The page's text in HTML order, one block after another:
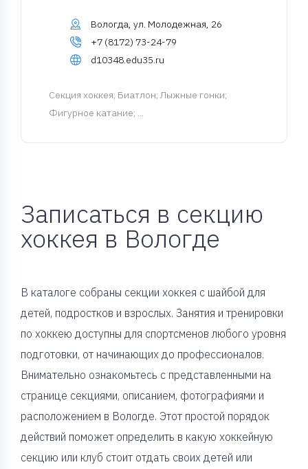
Вологда, ул. Молодежная, 26
+7 (8172) 73-24-79
d10348.edu35.ru
Cекция хоккея; Биатлон; Лыжные гонки;
Фигурное катание; ...
Записаться в секцию
хоккея в Вологде
В каталоге собраны секции хоккея с шайбой для
детей, подростков и взрослых. Занятия и тренировки
по хоккею доступны для спортсменов любого уровня
подготовки, от начинающих до профессионалов.
Внимательно ознакомьтесь с представленными на
странице секциями, описанием, фотографиями и
расположением в Вологде. Этот простой порядок
действий поможет определить в какую хоккейную
секцию или клуб стоит отдать своих детей или